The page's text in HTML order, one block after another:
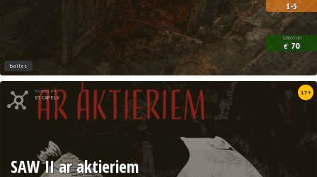
1-5
sākot no
€ 70
bailes
Kvests no
ESCAPE.LV
17+
SAW II ar aktieriem